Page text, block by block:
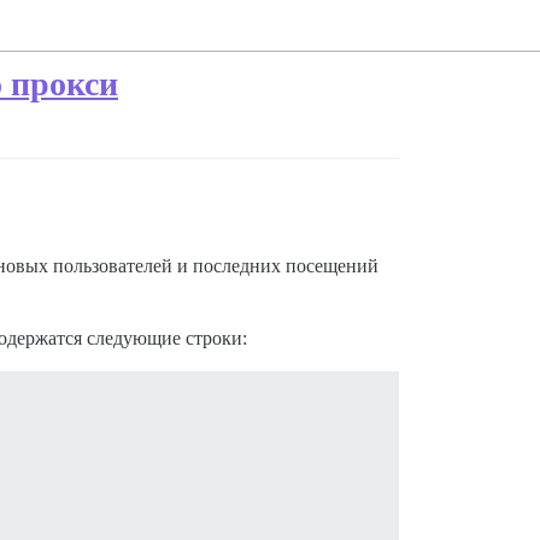
пользователей и последних посещений
следующие строки: